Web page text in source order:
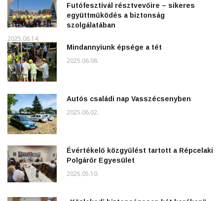
Futófesztivál résztvevőire – sikeres
együttműködés a biztonság
szolgálatában
2025.06.14.
Mindannyiunk épsége a tét
2025.06.08.
Autós családi nap Vasszécsenyben
2025.06.02.
Évértékelő közgyűlést tartott a Répcelaki
Polgárőr Egyesület
2025.05.10.